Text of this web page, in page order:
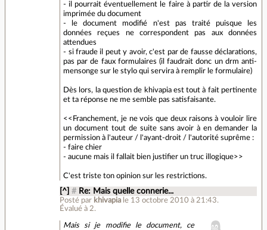
- il pourrait éventuellement le faire à partir de la version
imprimée du document
- le document modifié n'est pas traité puisque les
données reçues ne correspondent pas aux données
attendues
- si fraude il peut y avoir, c'est par de fausse déclarations,
pas par de faux formulaires (il faudrait donc un drm anti-
mensonge sur le stylo qui servira à remplir le formulaire)
Dès lors, la question de khivapia est tout à fait pertinente
et ta réponse ne me semble pas satisfaisante.
<<Franchement, je ne vois que deux raisons à vouloir lire
un document tout de suite sans avoir à en demander la
permission à l'auteur / l'ayant-droit / l'autorité suprême :
- faire chier
- aucune mais il fallait bien justifier un truc illogique>>
C'est triste ton opinion sur les restrictions.
[^] # Re: Mais quelle connerie...
Posté par khivapia le 13 octobre 2010 à 21:43.
Évalué à2.
Mais si je modifie le document, ce